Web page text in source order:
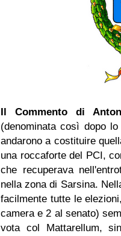
Il Commento di
(denominata così dopo
andarono a costituire
una roccaforte del PCI,
che recuperava
nella zona di Sarsina.
facilmente tutte le
camera e 2 al senato)
vota col Mattarellum,